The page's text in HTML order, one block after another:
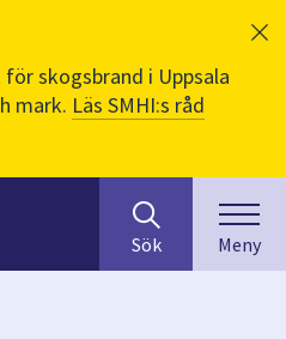
skogsbrand i Uppsala
mark. Läs SMHI:s råd
efter
innehåll
på
Sök Meny